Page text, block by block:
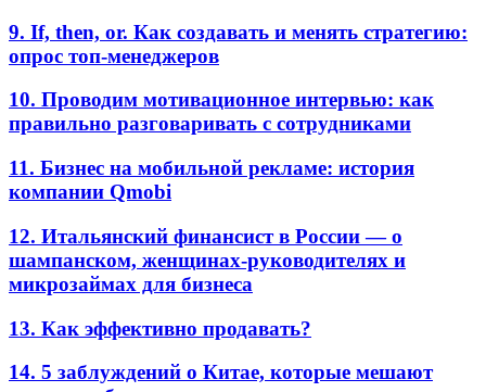
9. If, then, or. Как создавать и менять стратегию:
опрос топ-менеджеров
10. Проводим мотивационное интервью: как
правильно разговаривать с сотрудниками
11. Бизнес на мобильной рекламе: история
компании Qmobi
12. Итальянский финансист в России — о
шампанском, женщинах-руководителях и
микрозаймах для бизнеса
13. Как эффективно продавать?
14. 5 заблуждений о Китае, которые мешают